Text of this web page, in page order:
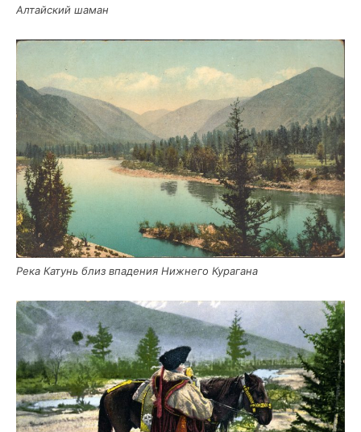
Алтай­ский шаман
Река Катунь близ впа­де­ния Ниж­не­го Курагана